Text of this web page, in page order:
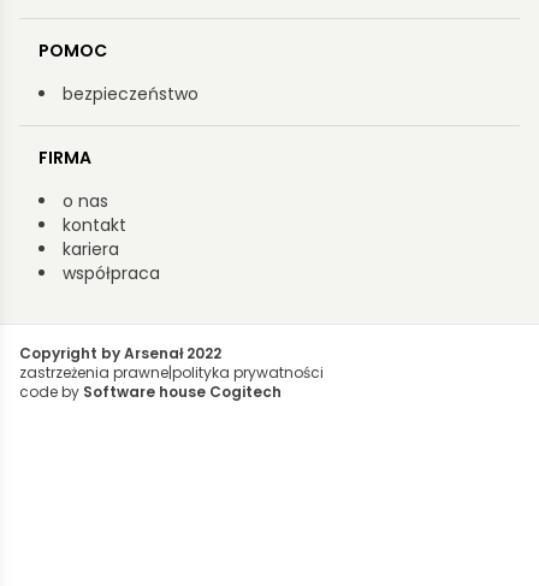
POMOC
bezpieczeństwo
FIRMA
o nas
kontakt
kariera
współpraca
Copyright by Arsenał 2022
zastrzeżenia prawne|polityka prywatności
code by Software house Cogitech